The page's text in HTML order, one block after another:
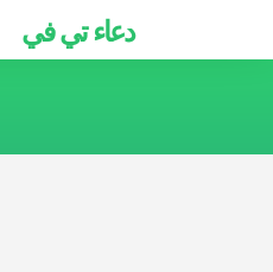
دعاء تي في